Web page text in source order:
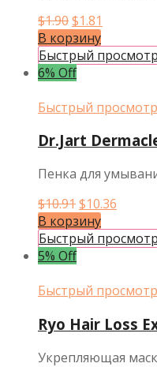
$1.90
цена
составляла
$1.90.
$1.81
$1.81.
В корзину
Быстрый просмотр
6% Off
Быстрый просмотр
Dr.Jart
Пенка для
$10.91
цена
составляла
$10.36
$10.36.
В корзину
Быстрый просмотр
5% Off
Быстрый просмотр
Ryo Hair Loss
Укрепляющая